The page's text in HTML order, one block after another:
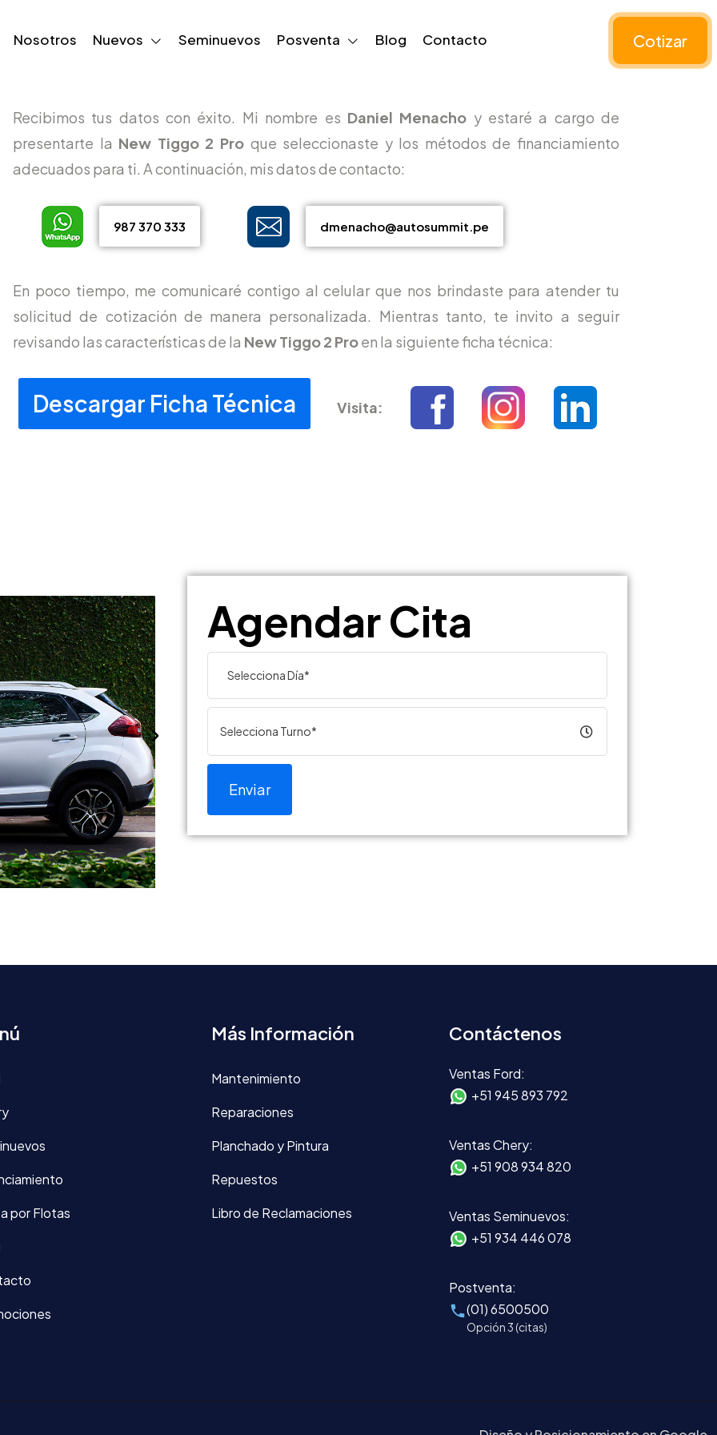
Nosotros Nuevos Seminuevos Posventa Blog Contacto Cotizar
Recibimos tus datos con éxito. Mi nombre es Daniel Menacho y estaré a cargo de
presentarte la New Tiggo 2 Proque seleccionaste y los métodos de financiamiento
adecuados para ti. A continuación, mis datos de contacto:
987 370 333 dmenacho@autosummit.pe
En poco tiempo, me comunicaré contigo al celular que nos brindaste para atender tu
solicitud de cotización de manera personalizada. Mientras tanto, te invito a seguir
revisando las características de la New Tiggo 2 Proen la siguiente ficha técnica:
Descargar Ficha Técnica Visita:
Agendar Cita
Selecciona Turno*
Enviar
por Flotas
Más Información
Mantenimiento
Reparaciones
Planchado y Pintura
Repuestos
Libro de Reclamaciones
Contáctenos
Ventas Ford:
+51 945 893 792
Ventas Chery:
+51 908 934 820
Ventas Seminuevos:
+51 934 446 078
Postventa:
(01) 6500500
Opción 3 (citas)